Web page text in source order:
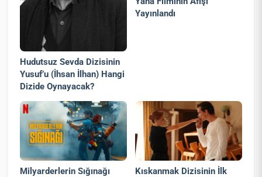
Hudutsuz Sevda Dizisinin
Yusuf’u (İhsan İlhan) Hangi
Dizide Oynayacak?
Yayınlandı
Milyarderlerin Sığınağı
Kıskanmak Dizisinin İlk